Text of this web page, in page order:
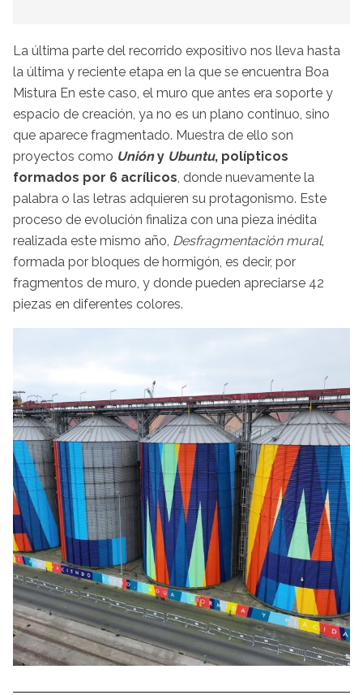
La última parte del recorrido expositivo nos lleva hasta
la última y reciente etapa en la que se encuentra Boa
Mistura En este caso, el muro que antes era soporte y
espacio de creación, ya no es un plano continuo, sino
que aparece fragmentado. Muestra de ello son
proyectos como Unióny Ubuntu, polípticos
formados por 6 acrílicos, donde nuevamente la
palabra o las letras adquieren su protagonismo. Este
proceso de evolución finaliza con una pieza inédita
realizada este mismo año, Desfragmentación mural,
formada por bloques de hormigón, es decir, por
fragmentos de muro, y donde pueden apreciarse 42
piezas en diferentes colores.